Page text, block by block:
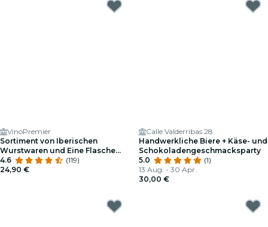
VinoPremier
Sortiment von Iberischen
Wurstwaren und Eine Flasche
Wein Für 2 Personen Im
Vinopremier
4.6
(119)
24,90 €
Calle Valderribas 28
Handwerkliche Biere + Käse- und
Schokoladengeschmacksparty
5.0
(1)
13 Aug. - 30 Apr.
30,00 €